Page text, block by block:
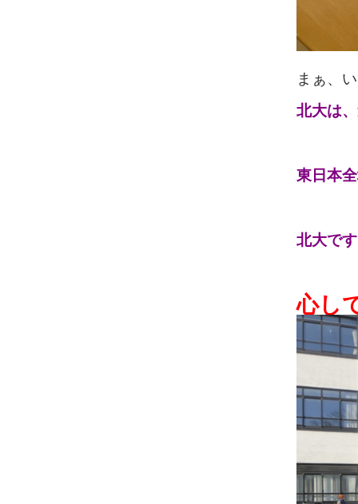
まぁ、
北大は
東日本
北大で
心し